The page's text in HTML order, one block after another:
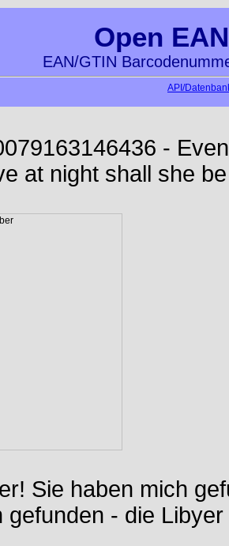
Open
EAN/GTIN
API/
-
at night shall she
Sie haben mich
gefunden - die